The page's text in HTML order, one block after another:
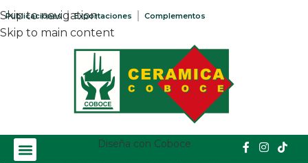
Skip to navigation
Skip to main content
Publicaciones Exportaciones Complementos
Diseña con Coboce